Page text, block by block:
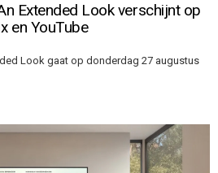
Extended Look verschijnt op
en YouTube
Look gaat op donderdag 27 augustus